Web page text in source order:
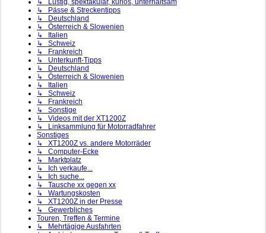
↳ Lustig, spektakulär, kurios, unterhaltsam
↳ Pässe & Streckentipps
↳ Deutschland
↳ Österreich & Slowenien
↳ Italien
↳ Schweiz
↳ Frankreich
↳ Unterkunft-Tipps
↳ Deutschland
↳ Österreich & Slowenien
↳ Italien
↳ Schweiz
↳ Frankreich
↳ Sonstige
↳ Videos mit der XT1200Z
↳ Linksammlung für Motorradfahrer
Sonstiges
↳ XT1200Z vs. andere Motorräder
↳ Computer-Ecke
↳ Marktplatz
↳ Ich verkaufe...
↳ Ich suche...
↳ Tausche xx gegen xx
↳ Wartungskosten
↳ XT1200Z in der Presse
↳ Gewerbliches
Touren, Treffen & Termine
↳ Mehrtägige Ausfahrten